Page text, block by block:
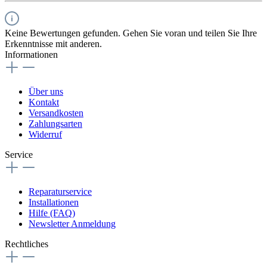
Keine Bewertungen gefunden. Gehen Sie voran und teilen Sie Ihre
Erkenntnisse mit anderen.
Informationen
Über uns
Kontakt
Versandkosten
Zahlungsarten
Widerruf
Service
Reparaturservice
Installationen
Hilfe (FAQ)
Newsletter Anmeldung
Rechtliches